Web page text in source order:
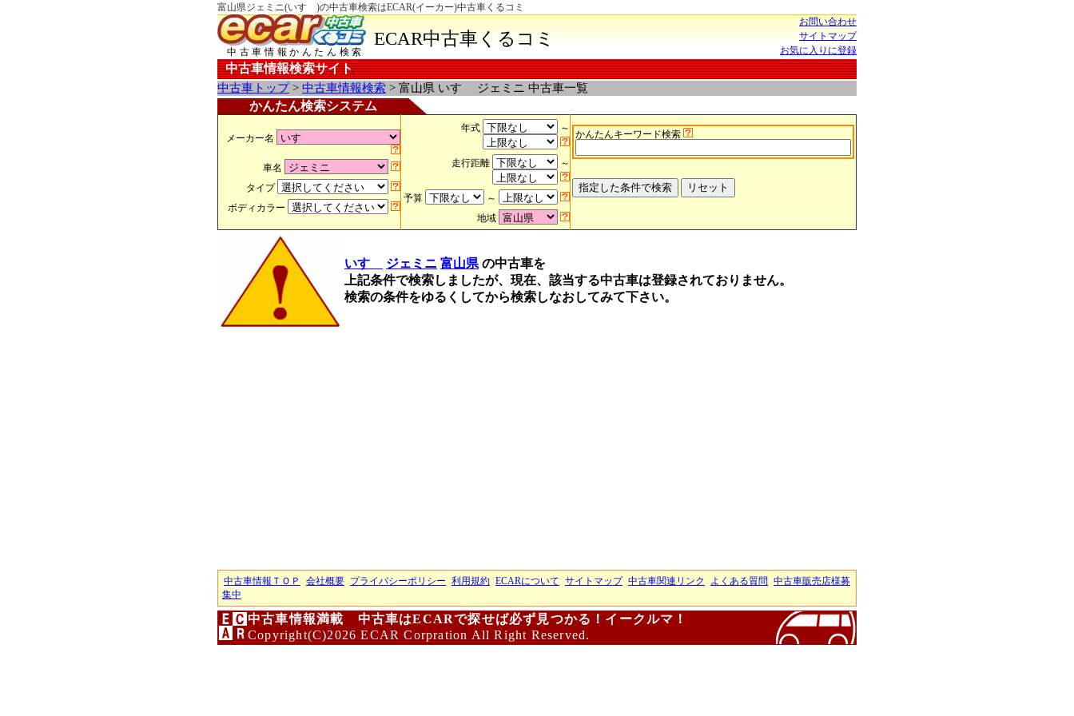
富山県ジェミニ(いすゞ)の中古車検索はECAR(イーカー)中古車くるコミ
中古車情報かんたん検索
ECAR中古車くるコミ
お問い合わせ
サイトマップ
お気に入りに登録
中古車情報検索サイト
中古車トップ> 中古車情報検索 > 富山県 いすゞ ジェミニ 中古車一覧
かんたん検索システム
メーカー名
車名
タイプ
ボディカラー
年式 ～
走行距離 ～
予算
～
地域
かんたんキーワード検索
いすゞ ジェミニ 富山県 の中古車を
上記条件で検索しましたが、現在、該当する中古車は登録されておりません。
検索の条件をゆるくしてから検索しなおしてみて下さい。
中古車情報ＴＯＰ 会社概要 プライバシーポリシー 利用規約 ECARについて サイトマップ 中古車関連リンク よくある質問 中古車販売店様募
集中
中古車情報満載 中古車はECARで探せば必ず見つかる！イークルマ！
Copyright(C)2026 ECAR Corpration All Right Reserved.